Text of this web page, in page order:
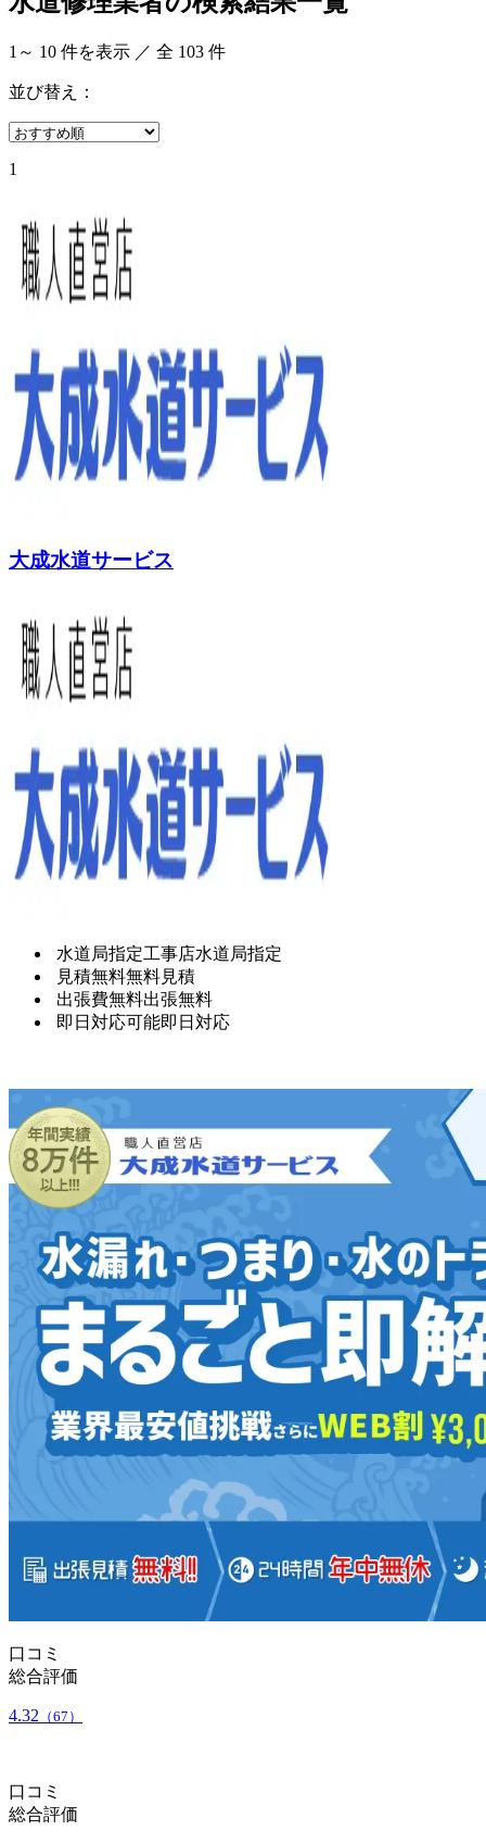
1 ～ 10 件を表示 ／ 全 103 件
並び替え：
1
大成水道サービス
水道局指定工事店水道局指定
見積無料無料見積
出張費無料出張無料
即日対応可能即日対応
口コミ
総合評価
4.32 （67）
口コミ
総合評価